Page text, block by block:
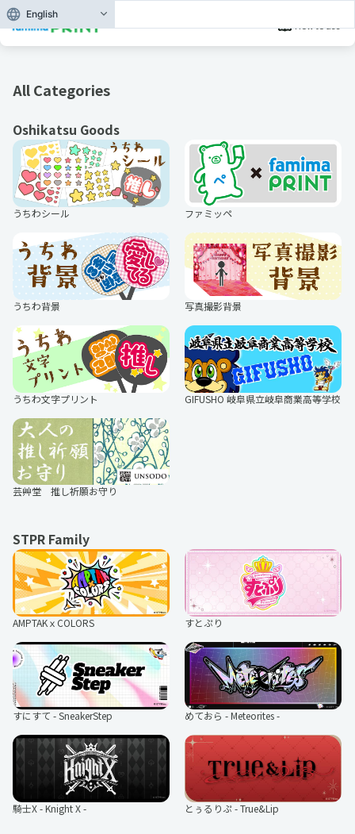
How to use
All Categories
Oshikatsu Goods
うちわシール ファミッペ
うちわ背景 写真撮影背景
うちわ文字プリント GIFUSHO 岐阜県立岐阜商業高等学校
芸艸堂 推し祈願お守り
STPR Family
AMPTAKｘCOLORS すとぷり
すにすて - SneakerStep めておら - Meteorites -
騎士X - Knight X - とぅるりぷ - True&Lip